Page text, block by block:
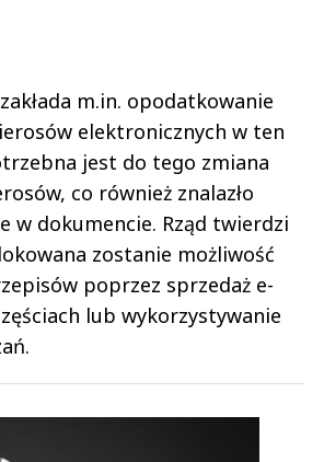
m.in. opodatkowanie
elektronicznych w ten
jest do tego zmiana
co również znalazło
w dokumencie. Rząd twierdzi
zostanie możliwość
poprzez sprzedaż e-
lub wykorzystywanie